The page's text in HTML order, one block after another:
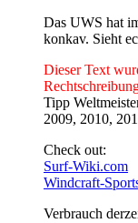
Das UWS hat
konkav. Sieht
Dieser Text
Tipp
2009, 2010,
Check out:
Surf-Wiki.com
Windcraft-
Verbrauch